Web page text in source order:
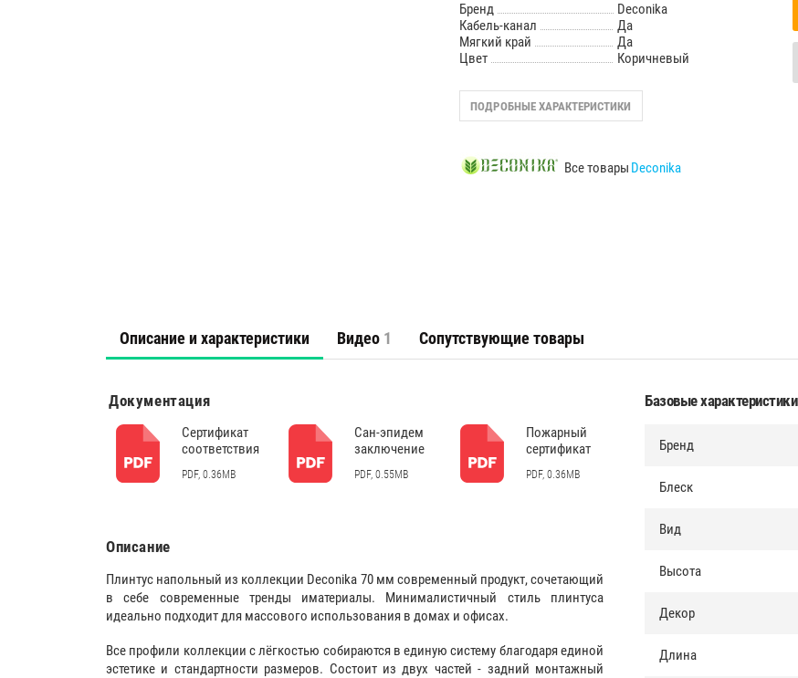
Бренд
Deconika
Кабель-канал
Да
Мягкий край
Да
Цвет
Коричневый
ПОДРОБНЫЕ ХАРАКТЕРИСТИКИ
Все товары Deconika
Описание и характеристики Видео 1 Сопутствующие товары
Документация
Сертификат
соответствия
PDF, 0.36MB
Сан-эпидем
заключение
PDF, 0.55MB
Пожарный
сертификат
PDF, 0.36MB
Описание
Плинтус напольный из коллекции Deconika 70 мм современный продукт, сочетающий
в себе современные тренды иматериалы. Минималистичный стиль плинтуса
идеально подходит для массового использования в домах и офисах.
Все профили коллекции с лёгкостью собираются в единую систему благодаря единой
эстетике и стандартности размеров. Состоит из двух частей - задний монтажный
Базовые характеристики
Бренд
Блеск
Вид
Высота
Декор
Длина